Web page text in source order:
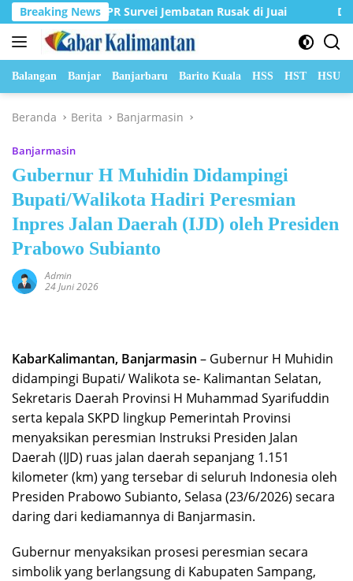
Langsung
ke
konten
Breaking News
Dinas PUPR Survei Jembatan Rusak di Juai DPRD
Balangan Banjar Banjarbaru Barito Kuala HSS HST HSU
Beranda Berita Banjarmasin
Banjarmasin
Gubernur H Muhidin Didampingi
Bupati/Walikota Hadiri Peresmian
Inpres Jalan Daerah (IJD) oleh Presiden
Prabowo Subianto
Admin
24 Juni 2026
KabarKalimantan, Banjarmasin – Gubernur H Muhidin
didampingi Bupati/ Walikota se- Kalimantan Selatan,
Sekretaris Daerah Provinsi H Muhammad Syarifuddin
serta kepala SKPD lingkup Pemerintah Provinsi
menyaksikan peresmian Instruksi Presiden Jalan
Daerah (IJD) ruas jalan daerah sepanjang 1.151
kilometer (km) yang tersebar di seluruh Indonesia oleh
Presiden Prabowo Subianto, Selasa (23/6/2026) secara
daring dari kediamannya di Banjarmasin.
Gubernur menyaksikan prosesi peresmian secara
simbolik yang berlangsung di Kabupaten Sampang,